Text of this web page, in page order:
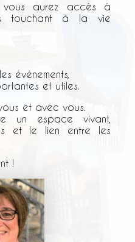
vous aurez accès à
touchant à la vie
événements,
et utiles.
et avec vous.
un espace vivant,
et le lien entre les
!